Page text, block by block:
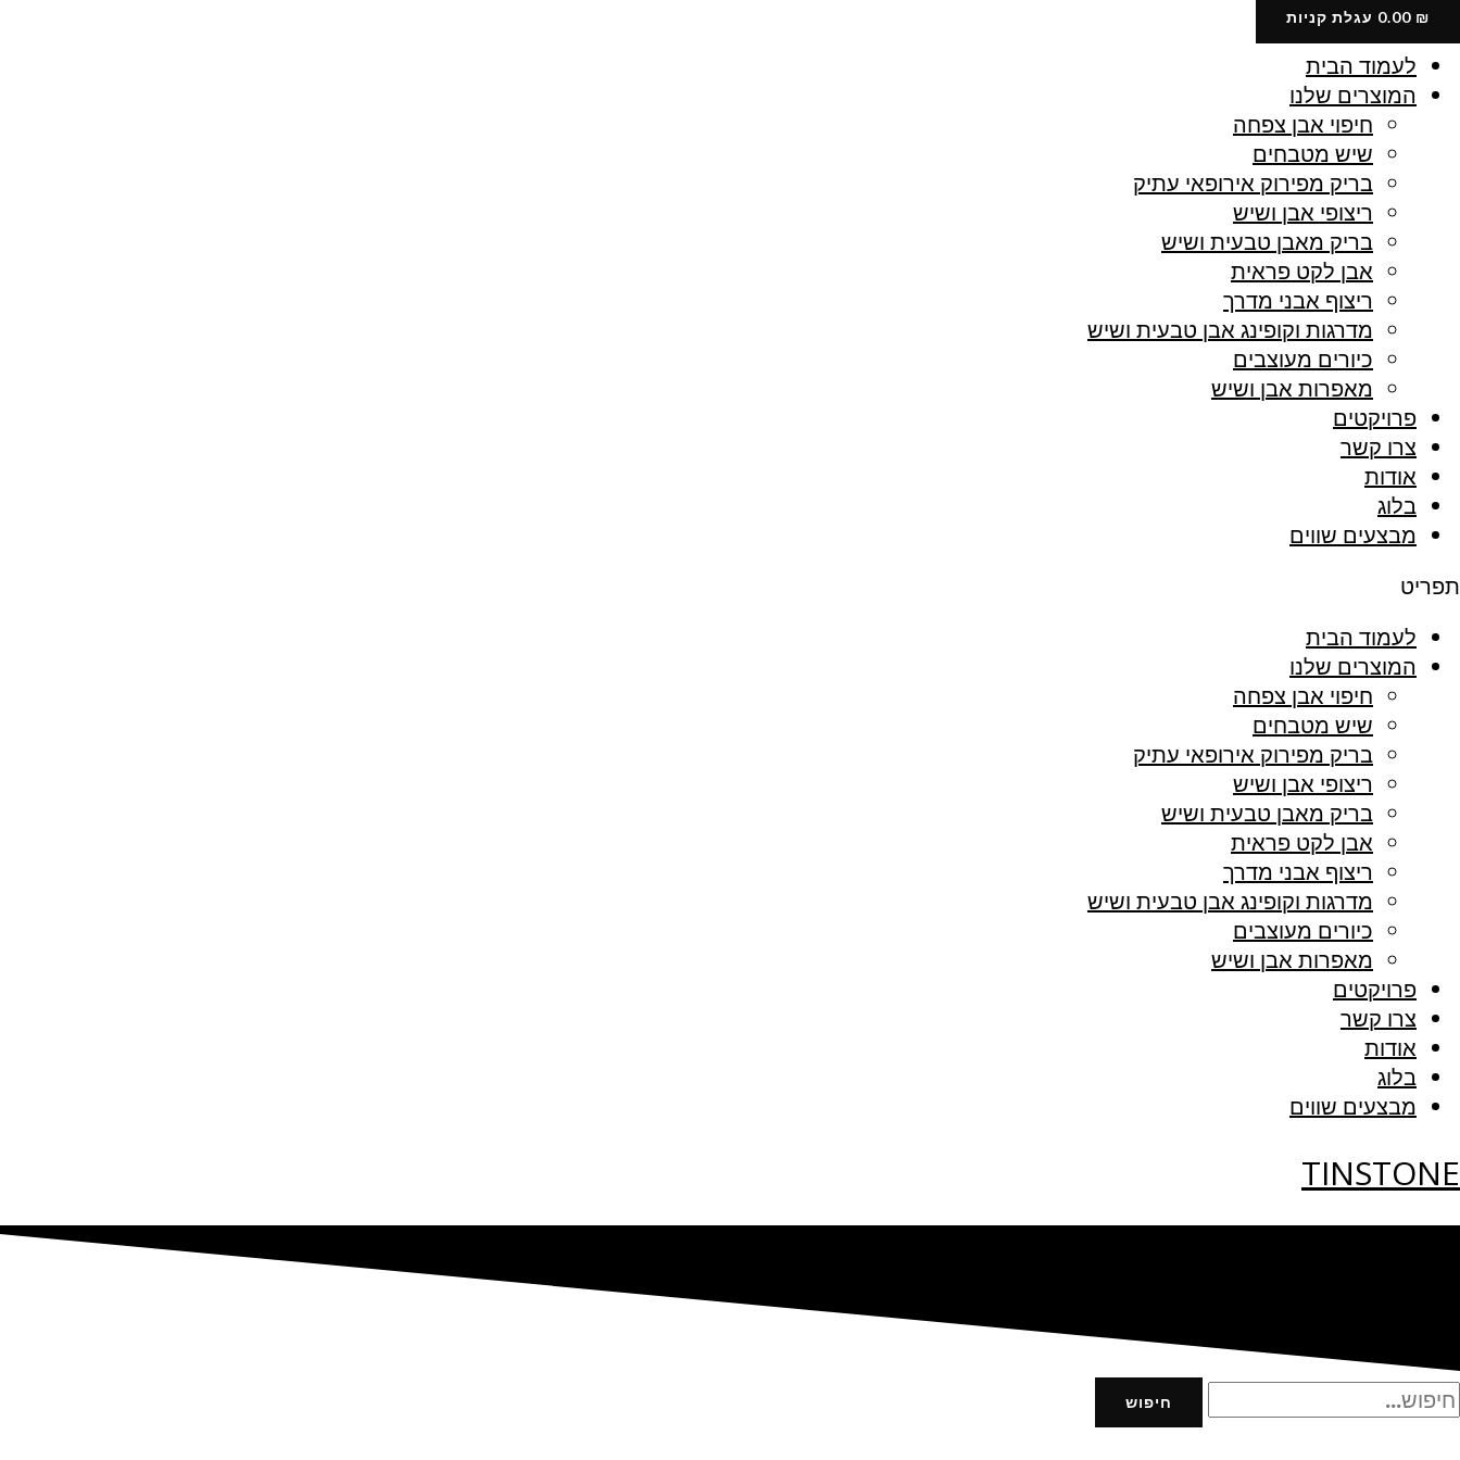
דילוג
לתוכן
0.00 ₪ עגלת קניות
לעמוד הבית
המוצרים שלנו
חיפוי אבן צפחה
שיש מטבחים
בריק מפירוק אירופאי עתיק
ריצופי אבן ושיש
בריק מאבן טבעית ושיש
אבן לקט פראית
ריצוף אבני מדרך
מדרגות וקופינג אבן טבעית ושיש
כיורים מעוצבים
מאפרות אבן ושיש
פרויקטים
צרו קשר
אודות
בלוג
מבצעים שווים
תפריט
לעמוד הבית
המוצרים שלנו
חיפוי אבן צפחה
שיש מטבחים
בריק מפירוק אירופאי עתיק
ריצופי אבן ושיש
בריק מאבן טבעית ושיש
אבן לקט פראית
ריצוף אבני מדרך
מדרגות וקופינג אבן טבעית ושיש
כיורים מעוצבים
מאפרות אבן ושיש
פרויקטים
צרו קשר
אודות
בלוג
מבצעים שווים
TINSTONE
חיפוש